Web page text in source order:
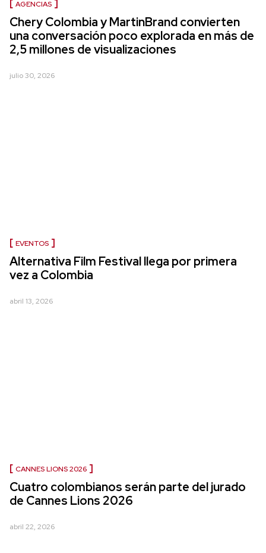
AGENCIAS
Chery Colombia y MartinBrand convierten
una conversación poco explorada en más de
2,5 millones de visualizaciones
julio 30, 2026
EVENTOS
Alternativa Film Festival llega por primera
vez a Colombia
abril 13, 2026
CANNES LIONS 2026
Cuatro colombianos serán parte del jurado
de Cannes Lions 2026
abril 22, 2026